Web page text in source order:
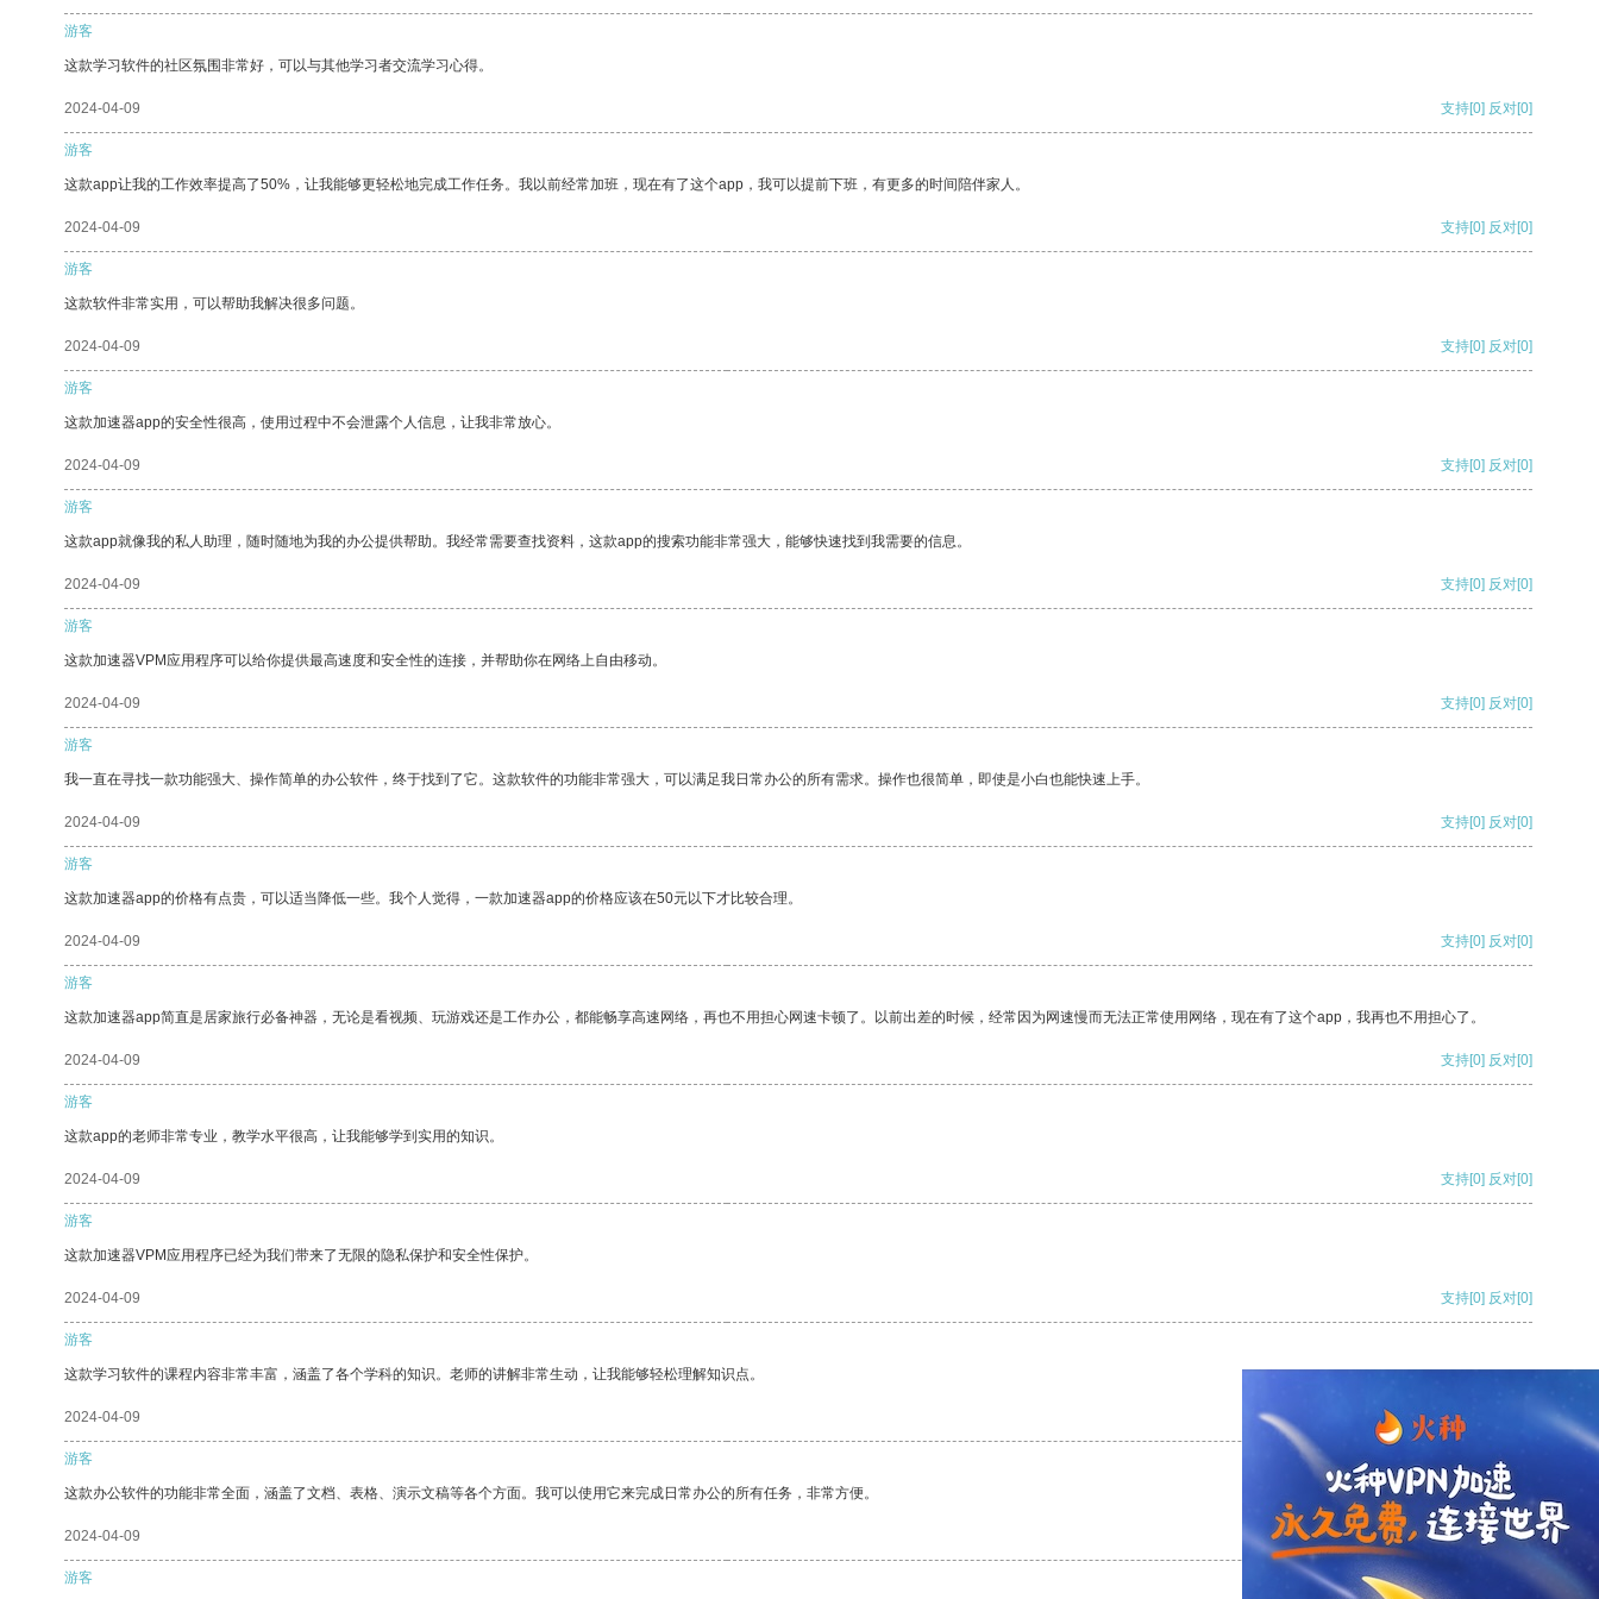
游客
这款学习软件的社区氛围非常好，可以与其他学习者交流学习心得。
2024-04-09 支持[0] 反对[0]
游客
这款app让我的工作效率提高了50%，让我能够更轻松地完成工作任务。我以前经常加班，现在有了这个app，我可以提前下班，有更多的时间陪伴家人。
2024-04-09 支持[0] 反对[0]
游客
这款软件非常实用，可以帮助我解决很多问题。
2024-04-09 支持[0] 反对[0]
游客
这款加速器app的安全性很高，使用过程中不会泄露个人信息，让我非常放心。
2024-04-09 支持[0] 反对[0]
游客
这款app就像我的私人助理，随时随地为我的办公提供帮助。我经常需要查找资料，这款app的搜索功能非常强大，能够快速找到我需要的信息。
2024-04-09 支持[0] 反对[0]
游客
这款加速器VPM应用程序可以给你提供最高速度和安全性的连接，并帮助你在网络上自由移动。
2024-04-09 支持[0] 反对[0]
游客
我一直在寻找一款功能强大、操作简单的办公软件，终于找到了它。这款软件的功能非常强大，可以满足我日常办公的所有需求。操作也很简单，即使是小白也能快速上手。
2024-04-09 支持[0] 反对[0]
游客
这款加速器app的价格有点贵，可以适当降低一些。我个人觉得，一款加速器app的价格应该在50元以下才比较合理。
2024-04-09 支持[0] 反对[0]
游客
这款加速器app简直是居家旅行必备神器，无论是看视频、玩游戏还是工作办公，都能畅享高速网络，再也不用担心网速卡顿了。以前出差的时候，经常因为网速慢而无法正常使用网络，现在有了这个app，我再也不用担心了。
2024-04-09 支持[0] 反对[0]
游客
这款app的老师非常专业，教学水平很高，让我能够学到实用的知识。
2024-04-09 支持[0] 反对[0]
游客
这款加速器VPM应用程序已经为我们带来了无限的隐私保护和安全性保护。
2024-04-09 支持[0] 反对[0]
游客
这款学习软件的课程内容非常丰富，涵盖了各个学科的知识。老师的讲解非常生动，让我能够轻松理解知识点。
2024-04-09 支持
游客
这款办公软件的功能非常全面，涵盖了文档、表格、演示文稿等各个方面。我可以使用它来完成日常办公的所有任务，非常方便。
2024-04-09 支持[0] 反对[0]
游客